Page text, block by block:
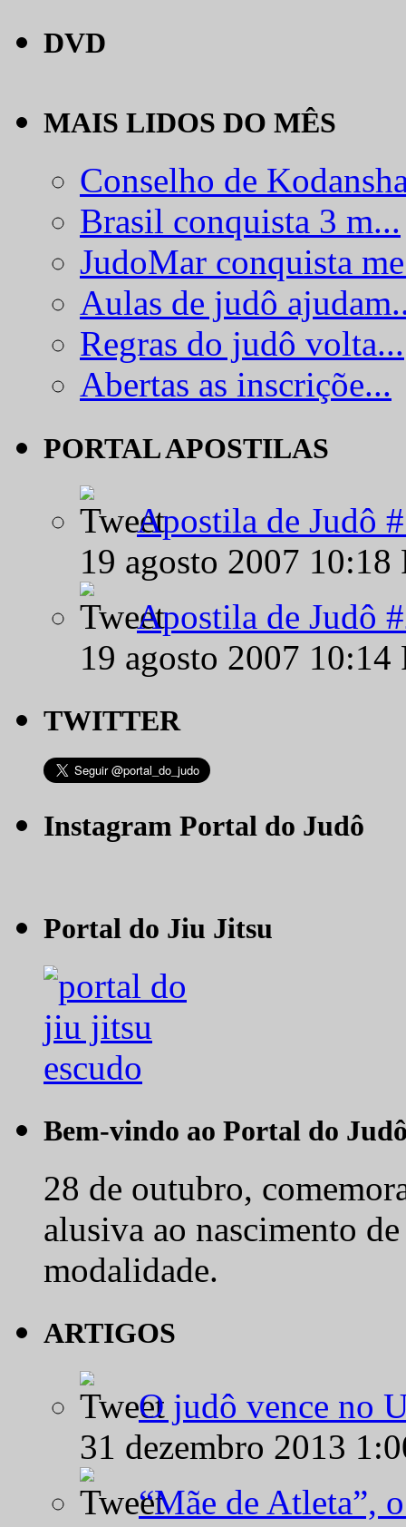
DVD
MAIS LIDOS DO MÊS
Conselho de
Brasil conquista 3 m...
JudoMar conquista
Aulas de judô
Regras do judô volta...
Abertas as inscriçõe...
PORTAL APOSTILAS
Apostila de Judô
19 agosto 2007
Apostila de Judô
19 agosto 2007
TWITTER
Instagram Portal do Judô
Portal do Jiu Jitsu
Bem-vindo ao Portal do
28 de outubro,
alusiva ao nascimento
modalidade.
ARTIGOS
O judô vence no
31 dezembro 2013
“Mãe de Atleta”,